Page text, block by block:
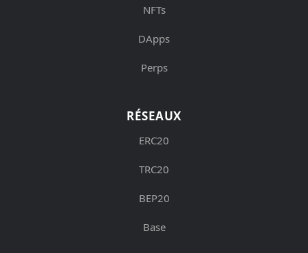
NFTs
DApps
Perps
RÉSEAUX
ERC20
TRC20
BEP20
Base